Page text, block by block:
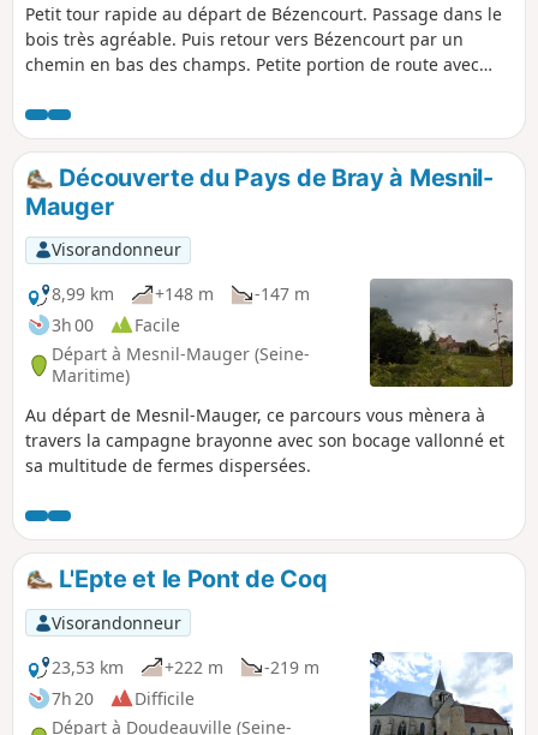
Petit tour rapide au départ de Bézencourt. Passage dans le
bois très agréable. Puis retour vers Bézencourt par un
chemin en bas des champs. Petite portion de route avec
Découverte du Pays de Bray à Mesnil-
Mauger
Visorandonneur
8,99 km
+148 m
-147 m
3h 00
Facile
Départ à Mesnil-Mauger (Seine-
Maritime)
Au départ de Mesnil-Mauger, ce parcours vous mènera à
travers la campagne brayonne avec son bocage vallonné et
sa multitude de fermes dispersées.
L'Epte et le Pont de Coq
Visorandonneur
23,53 km
+222 m
-219 m
7h 20
Difficile
Départ à Doudeauville (Seine-